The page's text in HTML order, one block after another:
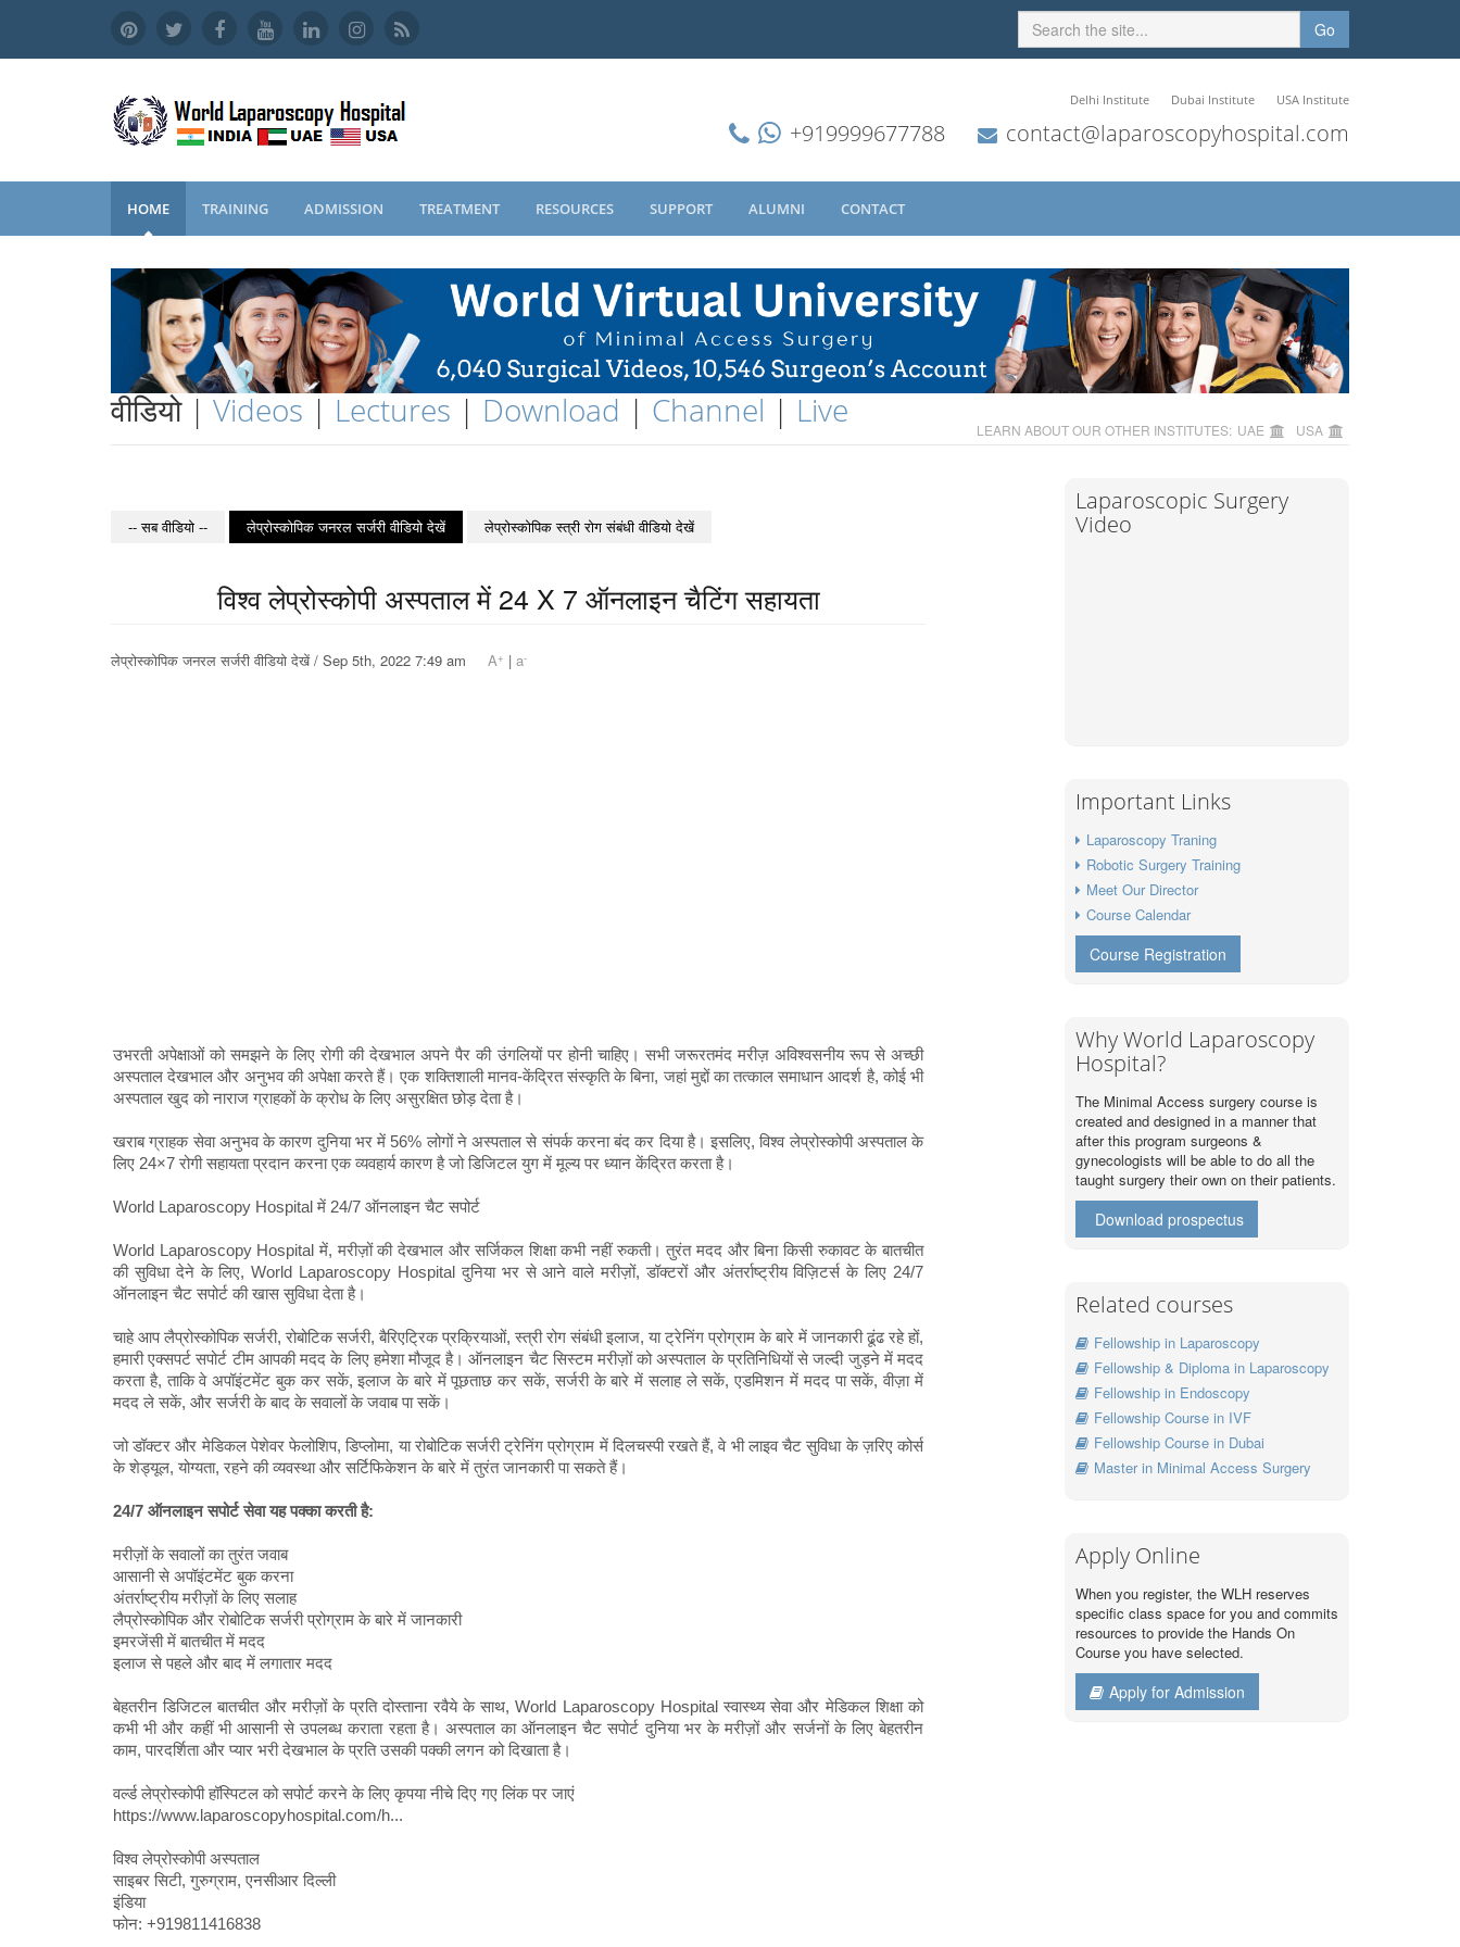
Go
Delhi Institute Dubai Institute USA Institute
+919999677788 contact@laparoscopyhospital.com
HOME TRAINING ADMISSION TREATMENT RESOURCES SUPPORT ALUMNI CONTACT
वीडियो | Videos | Lectures | Download | Channel | Live LEARN ABOUT OUR OTHER INSTITUTES: UAE USA
-- सब वीडियो -- लेप्रोस्कोपिक जनरल सर्जरी वीडियो देखें लेप्रोस्कोपिक स्त्री रोग संबंधी वीडियो देखें
विश्व लेप्रोस्कोपी अस्पताल में 24 X 7 ऑनलाइन चैटिंग सहायता
लेप्रोस्कोपिक जनरल सर्जरी वीडियो देखें / Sep 5th, 2022 7:49 am A+ | a-
उभरती अपेक्षाओं को समझने के लिए रोगी की देखभाल अपने पैर की उंगलियों पर होनी चाहिए। सभी जरूरतमंद मरीज़ अविश्वसनीय रूप से अच्छी
अस्पताल देखभाल और अनुभव की अपेक्षा करते हैं। एक शक्तिशाली मानव-केंद्रित संस्कृति के बिना, जहां मुद्दों का तत्काल समाधान आदर्श है, कोई भी
अस्पताल खुद को नाराज ग्राहकों के क्रोध के लिए असुरक्षित छोड़ देता है।
खराब ग्राहक सेवा अनुभव के कारण दुनिया भर में 56% लोगों ने अस्पताल से संपर्क करना बंद कर दिया है। इसलिए, विश्व लेप्रोस्कोपी अस्पताल के
लिए 24×7 रोगी सहायता प्रदान करना एक व्यवहार्य कारण है जो डिजिटल युग में मूल्य पर ध्यान केंद्रित करता है।
World Laparoscopy Hospital में 24/7 ऑनलाइन चैट सपोर्ट
World Laparoscopy Hospital में, मरीज़ों की देखभाल और सर्जिकल शिक्षा कभी नहीं रुकती। तुरंत मदद और बिना किसी रुकावट के बातचीत
की सुविधा देने के लिए, World Laparoscopy Hospital दुनिया भर से आने वाले मरीज़ों, डॉक्टरों और अंतर्राष्ट्रीय विज़िटर्स के लिए 24/7
ऑनलाइन चैट सपोर्ट की खास सुविधा देता है।
चाहे आप लैप्रोस्कोपिक सर्जरी, रोबोटिक सर्जरी, बैरिएट्रिक प्रक्रियाओं, स्त्री रोग संबंधी इलाज, या ट्रेनिंग प्रोग्राम के बारे में जानकारी ढूंढ रहे हों,
हमारी एक्सपर्ट सपोर्ट टीम आपकी मदद के लिए हमेशा मौजूद है। ऑनलाइन चैट सिस्टम मरीज़ों को अस्पताल के प्रतिनिधियों से जल्दी जुड़ने में मदद
करता है, ताकि वे अपॉइंटमेंट बुक कर सकें, इलाज के बारे में पूछताछ कर सकें, सर्जरी के बारे में सलाह ले सकें, एडमिशन में मदद पा सकें, वीज़ा में
मदद ले सकें, और सर्जरी के बाद के सवालों के जवाब पा सकें।
जो डॉक्टर और मेडिकल पेशेवर फेलोशिप, डिप्लोमा, या रोबोटिक सर्जरी ट्रेनिंग प्रोग्राम में दिलचस्पी रखते हैं, वे भी लाइव चैट सुविधा के ज़रिए कोर्स
के शेड्यूल, योग्यता, रहने की व्यवस्था और सर्टिफिकेशन के बारे में तुरंत जानकारी पा सकते हैं।
24/7 ऑनलाइन सपोर्ट सेवा यह पक्का करती है:
मरीज़ों के सवालों का तुरंत जवाब
आसानी से अपॉइंटमेंट बुक करना
अंतर्राष्ट्रीय मरीज़ों के लिए सलाह
लैप्रोस्कोपिक और रोबोटिक सर्जरी प्रोग्राम के बारे में जानकारी
इमरजेंसी में बातचीत में मदद
इलाज से पहले और बाद में लगातार मदद
बेहतरीन डिजिटल बातचीत और मरीज़ों के प्रति दोस्ताना रवैये के साथ, World Laparoscopy Hospital स्वास्थ्य सेवा और मेडिकल शिक्षा को
कभी भी और कहीं भी आसानी से उपलब्ध कराता रहता है। अस्पताल का ऑनलाइन चैट सपोर्ट दुनिया भर के मरीज़ों और सर्जनों के लिए बेहतरीन
काम, पारदर्शिता और प्यार भरी देखभाल के प्रति उसकी पक्की लगन को दिखाता है।
वर्ल्ड लेप्रोस्कोपी हॉस्पिटल को सपोर्ट करने के लिए कृपया नीचे दिए गए लिंक पर जाएं
https://www.laparoscopyhospital.com/h...
विश्व लेप्रोस्कोपी अस्पताल
साइबर सिटी, गुरुग्राम, एनसीआर दिल्ली
इंडिया
फोन: +919811416838
Laparoscopic Surgery
Video
Important Links
Laparoscopy Traning
Robotic Surgery Training
Meet Our Director
Course Calendar
Course Registration
Why World Laparoscopy
Hospital?
The Minimal Access surgery course is
created and designed in a manner that
after this program surgeons &
gynecologists will be able to do all the
taught surgery their own on their patients.
Download prospectus
Related courses
Fellowship in Laparoscopy
Fellowship & Diploma in Laparoscopy
Fellowship in Endoscopy
Fellowship Course in IVF
Fellowship Course in Dubai
Master in Minimal Access Surgery
Apply Online
When you register, the WLH reserves
specific class space for you and commits
resources to provide the Hands On
Course you have selected.
Apply for Admission